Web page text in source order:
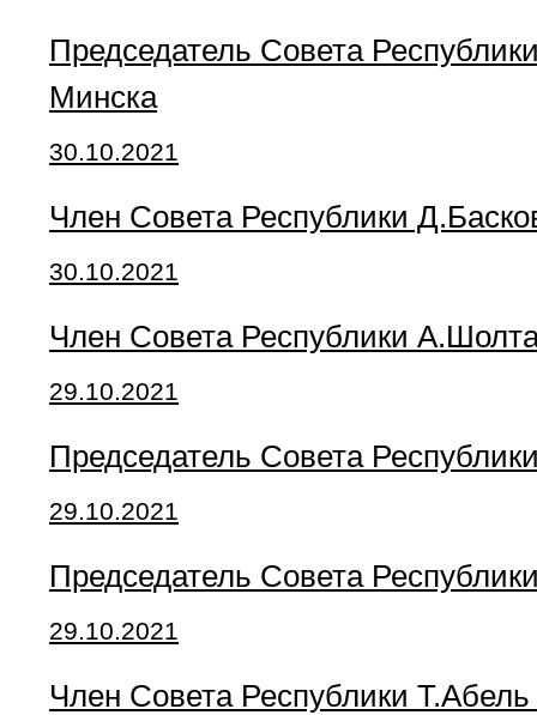
Председатель Совета
Минска
30.10.2021
Член Совета Республики
30.10.2021
Член Совета Республики
29.10.2021
Председатель Совета
29.10.2021
Председатель Совета
29.10.2021
Член Совета Республики